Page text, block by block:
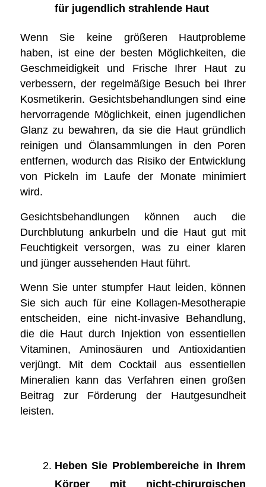
für jugendlich strahlende Haut
Wenn Sie keine größeren Hautprobleme
haben, ist eine der besten Möglichkeiten, die
Geschmeidigkeit und Frische Ihrer Haut zu
verbessern, der regelmäßige Besuch bei Ihrer
Kosmetikerin. Gesichtsbehandlungen sind eine
hervorragende Möglichkeit, einen jugendlichen
Glanz zu bewahren, da sie die Haut gründlich
reinigen und Ölansammlungen in den Poren
entfernen, wodurch das Risiko der Entwicklung
von Pickeln im Laufe der Monate minimiert
wird.
Gesichtsbehandlungen können auch die
Durchblutung ankurbeln und die Haut gut mit
Feuchtigkeit versorgen, was zu einer klaren
und jünger aussehenden Haut führt.
Wenn Sie unter stumpfer Haut leiden, können
Sie sich auch für eine Kollagen-Mesotherapie
entscheiden, eine nicht-invasive Behandlung,
die die Haut durch Injektion von essentiellen
Vitaminen, Aminosäuren und Antioxidantien
verjüngt. Mit dem Cocktail aus essentiellen
Mineralien kann das Verfahren einen großen
Beitrag zur Förderung der Hautgesundheit
leisten.
Heben Sie Problembereiche in Ihrem
Körper mit nicht-chirurgischen